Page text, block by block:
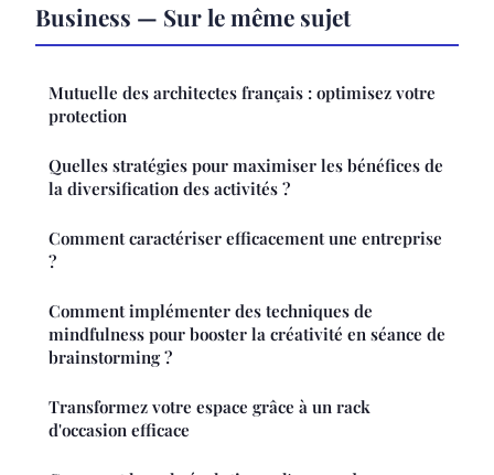
Business — Sur le même sujet
Mutuelle des architectes français : optimisez votre
protection
Quelles stratégies pour maximiser les bénéfices de
la diversification des activités ?
Comment caractériser efficacement une entreprise
?
Comment implémenter des techniques de
mindfulness pour booster la créativité en séance de
brainstorming ?
Transformez votre espace grâce à un rack
d'occasion efficace